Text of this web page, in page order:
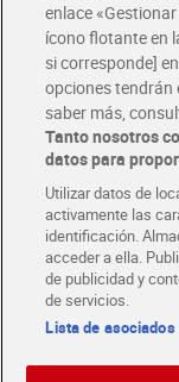
Folletos y Tiendas
Descubre las
Tarjeta MaX Dia
Te devuelve hasta
¡Solicita tu tarjeta
COLABORA CON DIA
enlace
ícono flotante en
si corresponde]
opciones tendrán
saber más,
Tanto nosotros
datos para
Utilizar datos de
activamente las
identificación.
acceder a ella.
de publicidad y
de servicios.
Lista de